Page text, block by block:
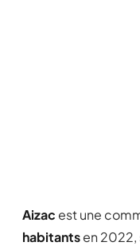
Aizac est une
habitantsen 2022,